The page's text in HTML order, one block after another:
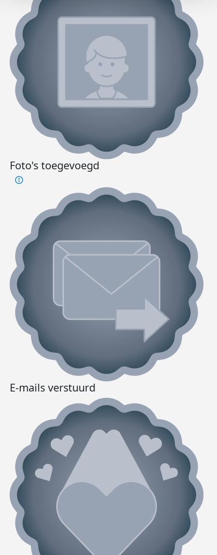
Foto's toegevoegd
E-mails verstuurd